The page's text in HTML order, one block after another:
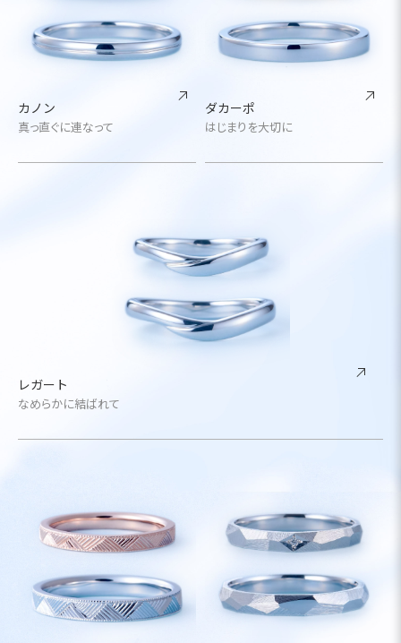
カノン
真っ直ぐに連なって
ダカーポ
はじまりを大切に
レガート
なめらかに結ばれて